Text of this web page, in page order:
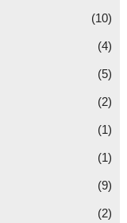
(10)
(4)
(5)
(2)
(1)
(1)
(9)
(2)